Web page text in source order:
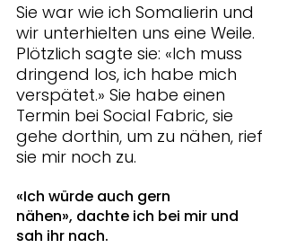
Sie war wie ich Somalierin und
wir unterhielten uns eine Weile.
Plötzlich sagte sie: «Ich muss
dringend los, ich habe mich
verspätet.» Sie habe einen
Termin bei Social Fabric, sie
gehe dorthin, um zu nähen, rief
sie mir noch zu.
«Ich würde auch gern
nähen», dachte ich bei mir und
sah ihr nach.